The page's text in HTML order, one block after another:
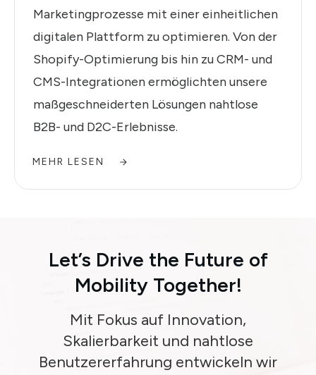
Marketingprozesse mit einer einheitlichen
digitalen Plattform zu optimieren. Von der
Shopify-Optimierung bis hin zu CRM- und
CMS-Integrationen ermöglichten unsere
maßgeschneiderten Lösungen nahtlose
B2B- und D2C-Erlebnisse.
MEHR LESEN
Let’s Drive the Future of
Mobility Together!
Mit Fokus auf Innovation,
Skalierbarkeit und nahtlose
Benutzererfahrung entwickeln wir